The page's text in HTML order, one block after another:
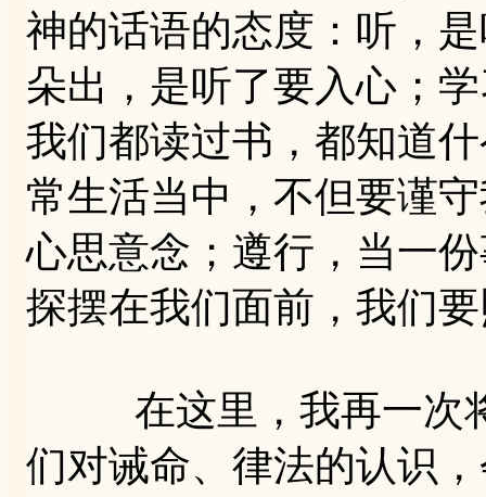
神的话语的态度：听，
朵出，是听了要入心；
我们都读过书，都知道
常生活当中，不但要谨
心思意念；遵行，当一
探摆在我们面前，我们
在这里，我再一次将
们对诫命、律法的认识